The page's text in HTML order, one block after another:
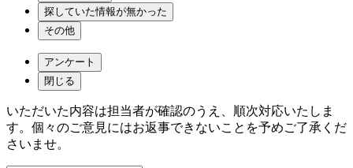
探していた情報が無かった
その他
アンケート
閉じる
いただいた内容は担当者が確認のうえ、順次対応いたしま
す。個々のご意見にはお返事できないことを予めご了承くだ
さいませ。